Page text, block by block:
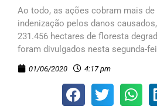
Ao todo, as ações cobram mais de
indenização pelos danos
231.456 hectares de floresta
foram divulgados nesta segunda-
01/06/2020 4:17 pm